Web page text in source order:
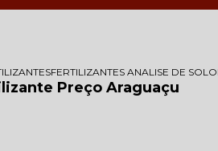
FERTILIZANTES ANALISE DE SOLO
Preço Araguaçu